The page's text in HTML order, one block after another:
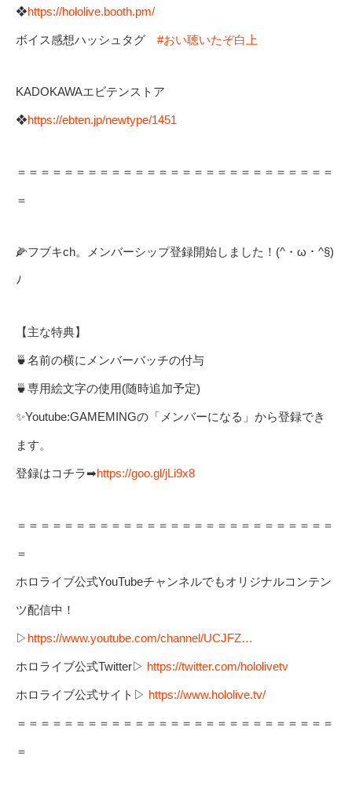
❖https://hololive.booth.pm/
ボイス感想ハッシュタグ #おい聴いたぞ白上
KADOKAWAエビテンストア
❖https://ebten.jp/newtype/1451
＝＝＝＝＝＝＝＝＝＝＝＝＝＝＝＝＝＝＝＝＝＝＝＝＝＝＝
＝
🌽フブキch。メンバーシップ登録開始しました！(^・ω・^§)
ﾉ
【主な特典】
🍵名前の横にメンバーバッチの付与
🍵専用絵文字の使用(随時追加予定)
✨Youtube:GAMEMINGの「メンバーになる」から登録でき
ます。
登録はコチラ➡https://goo.gl/jLi9x8
＝＝＝＝＝＝＝＝＝＝＝＝＝＝＝＝＝＝＝＝＝＝＝＝＝＝＝
＝
ホロライブ公式YouTubeチャンネルでもオリジナルコンテン
ツ配信中！
▷ https://www.youtube.com/channel/UCJFZ…
ホロライブ公式Twitter▷ https://twitter.com/hololivetv
ホロライブ公式サイト▷ https://www.hololive.tv/
＝＝＝＝＝＝＝＝＝＝＝＝＝＝＝＝＝＝＝＝＝＝＝＝＝＝＝
＝